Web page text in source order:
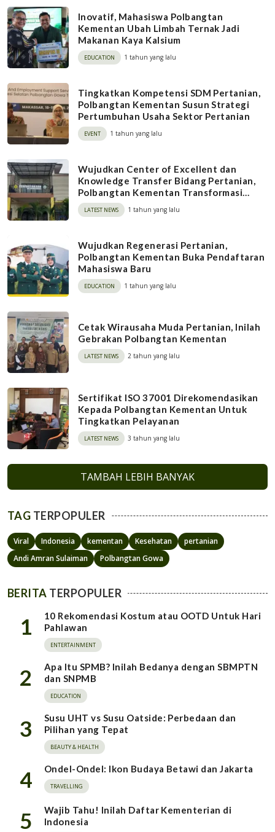
Inovatif, Mahasiswa Polbangtan
Kementan Ubah Limbah Ternak Jadi
Makanan Kaya Kalsium
EDUCATION 1 tahun yang lalu
Tingkatkan Kompetensi SDM Pertanian,
Polbangtan Kementan Susun Strategi
Pertumbuhan Usaha Sektor Pertanian
EVENT 1 tahun yang lalu
Wujudkan Center of Excellent dan
Knowledge Transfer Bidang Pertanian,
Polbangtan Kementan Transformasi
Perpustakaan Berbasis Digital
LATEST NEWS 1 tahun yang lalu
Wujudkan Regenerasi Pertanian,
Polbangtan Kementan Buka Pendaftaran
Mahasiswa Baru
EDUCATION 1 tahun yang lalu
Cetak Wirausaha Muda Pertanian, Inilah
Gebrakan Polbangtan Kementan
LATEST NEWS 2 tahun yang lalu
Sertifikat ISO 37001 Direkomendasikan
Kepada Polbangtan Kementan Untuk
Tingkatkan Pelayanan
LATEST NEWS 3 tahun yang lalu
TAMBAH LEBIH BANYAK
TAG TERPOPULER
Viral Indonesia kementan Kesehatan
pertanian
Andi Amran Sulaiman
Polbangtan Gowa
BERITA TERPOPULER
1
10 Rekomendasi Kostum atau OOTD Untuk Hari
Pahlawan
ENTERTAINMENT
2
Apa Itu SPMB? Inilah Bedanya dengan SBMPTN
dan SNPMB
EDUCATION
3
Susu UHT vs Susu Oatside: Perbedaan dan
Pilihan yang Tepat
BEAUTY & HEALTH
4 Ondel-Ondel: Ikon Budaya Betawi dan Jakarta
TRAVELLING
5
Wajib Tahu! Inilah Daftar Kementerian di
Indonesia